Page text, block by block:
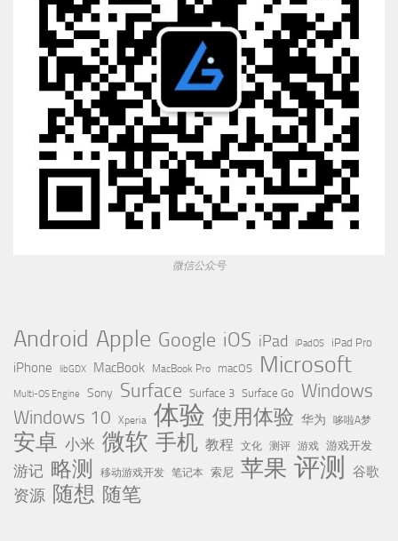
微信公众号
Android Apple Google iOS iPad iPadOS iPad Pro
iPhone libGDX MacBook MacBook Pro macOS Microsoft
Multi-OS Engine Sony Surface Surface 3 Surface Go Windows
Windows 10 Xperia 体验 使用体验 华为 哆啦A梦
安卓 小米 微软 手机 教程 文化 测评 游戏 游戏开发
游记 略测 移动游戏开发 笔记本 索尼 苹果 评测 谷歌
资源 随想 随笔